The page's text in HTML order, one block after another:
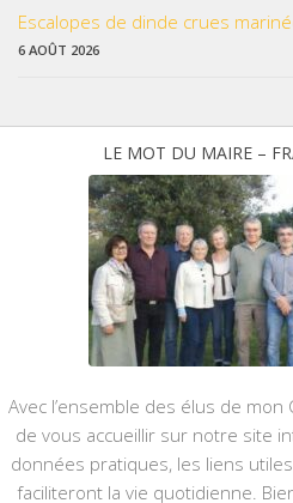
Escalopes de dinde crues
6 AOÛT 2026
LE MOT DU MAIRE –
Avec l’ensemble des élus de mon
de vous accueillir sur notre site
données pratiques, les liens
faciliteront la vie quotidienne.